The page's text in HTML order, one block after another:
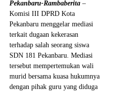
Pekanbaru-Rambaberita –
Komisi III DPRD Kota
Pekanbaru menggelar mediasi
terkait dugaan kekerasan
terhadap salah seorang siswa
SDN 181 Pekanbaru. Mediasi
tersebut mempertemukan wali
murid bersama kuasa hukumnya
dengan pihak guru yang diduga